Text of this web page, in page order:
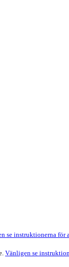
se instruktionerna för
Vänligen se